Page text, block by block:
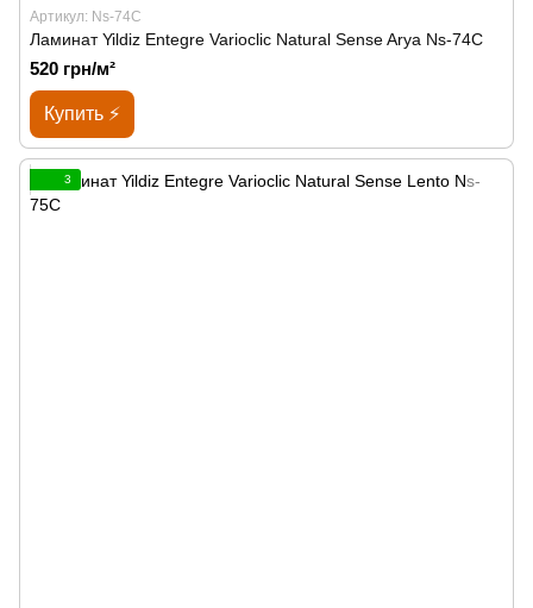
Артикул: Ns-74C
Ламинат Yildiz Entegre Varioclic Natural Sense Arya Ns-74C
520 грн/м²
Купить ⚡
3